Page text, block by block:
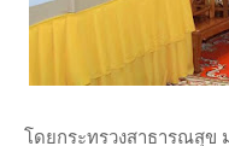
โดยกระทรวงสาธารณสุ